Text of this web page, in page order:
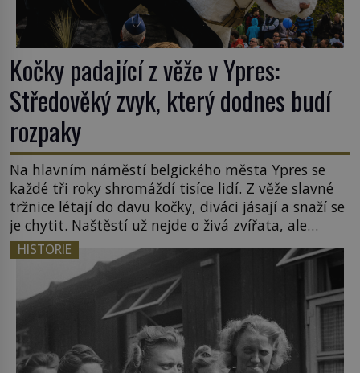
Kočky padající z věže v Ypres:
Středověký zvyk, který dodnes budí
rozpaky
Na hlavním náměstí belgického města Ypres se
každé tři roky shromáždí tisíce lidí. Z věže slavné
tržnice létají do davu kočky, diváci jásají a snaží se
je chytit. Naštěstí už nejde o živá zvířata, ale
jenom o plyšové suvenýry. Kdysi to ale bylo jinak.
Tato veselá podívaná připomíná jeden z
nejpodivnějších a zároveň nejkrutějších zvyků […]
HISTORIE